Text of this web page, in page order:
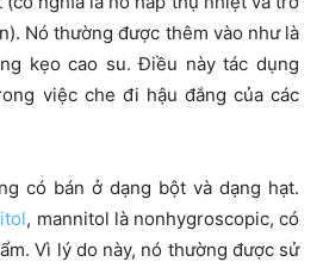
Nó thường được thêm vào như là
kẹo cao su. Điều này tác dụng
việc che đi hậu đắng của các
có bán ở dạng bột và dạng hạt.
, mannitol là nonhygroscopic, có
Vì lý do này, nó thường được sử